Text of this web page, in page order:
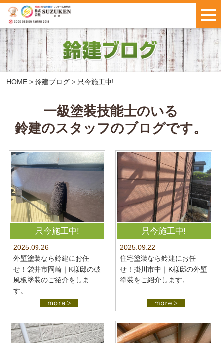
鈴建ブログ
新着情報
W保証について
会社概要
はじめての方へ
施工事例
お客様の声
お問い合わせ ・お見積もり
LINEで気軽に
お問い合わせ
インスタで
最新施工事例
公開中
プライバシーポリシー
HOME > 鈴建ブログ > 只今施工中!
一級塗装技能士のいる
鈴建のスタッフのブログです。
只今施工中!
2025.09.26
外壁塗装なら鈴建にお任
せ！袋井市岡崎｜K様邸の破
風板塗装のご紹介をしま
す。
只今施工中!
2025.09.22
住宅塗装なら鈴建にお任
せ！掛川市中｜K様邸の外壁
塗装をご紹介します。